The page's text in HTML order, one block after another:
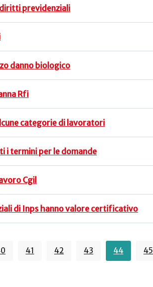
previdenziali
danno biologico
Rfi
categorie di lavoratori
i termini per le domande
Cgil
di Inps hanno valore certificativo
41 42 43 44 45